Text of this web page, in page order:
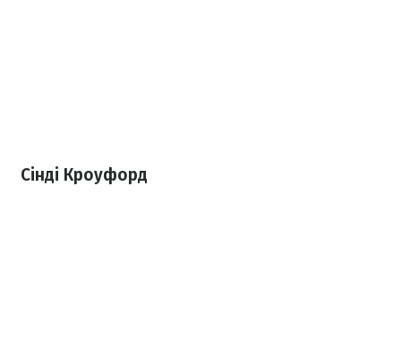
Сінді Кроуфорд